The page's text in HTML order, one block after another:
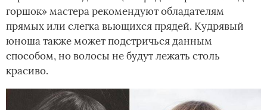
горшок» мастера рекомендуют обладателям
прямых или слегка вьющихся прядей. Кудрявый
юноша также может подстричься данным
способом, но волосы не будут лежать столь
красиво.